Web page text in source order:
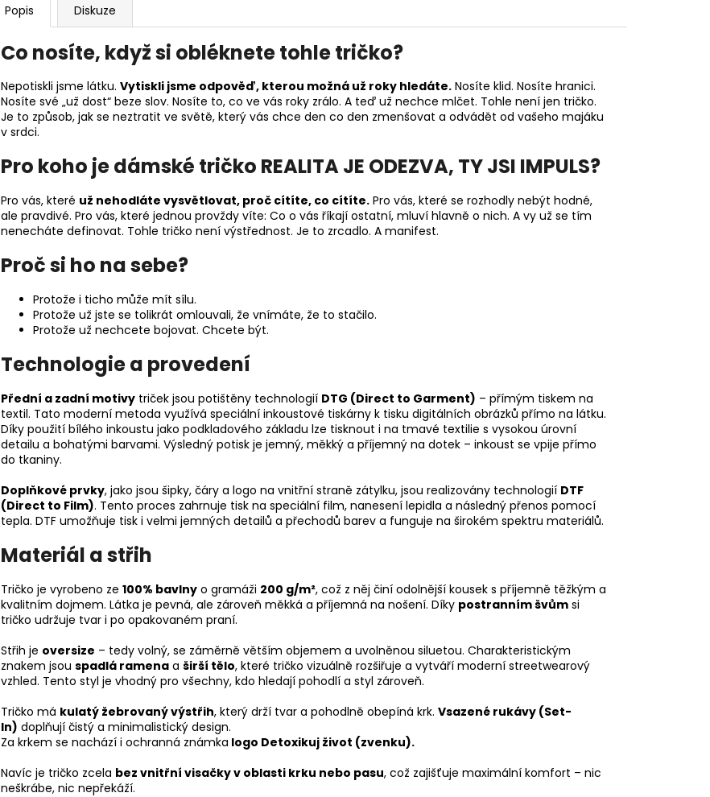
Popis Diskuze
Co nosíte, když si obléknete tohle tričko?
Nepotiskli jsme látku. Vytiskli jsme odpověď, kterou možná už roky hledáte. Nosíte klid. Nosíte hranici.
Nosíte své „už dost“ beze slov. Nosíte to, co ve vás roky zrálo. A teď už nechce mlčet. Tohle není jen tričko.
Je to způsob, jak se neztratit ve světě, který vás chce den co den zmenšovat a odvádět od vašeho majáku
v srdci.
Pro koho je dámské tričko REALITA JE ODEZVA, TY JSI IMPULS?
Pro vás, které už nehodláte vysvětlovat, proč cítíte, co cítíte. Pro vás, které se rozhodly nebýt hodné,
ale pravdivé. Pro vás, které jednou provždy víte: Co o vás říkají ostatní, mluví hlavně o nich. A vy už se tím
nenecháte definovat. Tohle tričko není výstřednost. Je to zrcadlo. A manifest.
Proč si ho na sebe?
Protože i ticho může mít sílu.
Protože už jste se tolikrát omlouvali, že vnímáte, že to stačilo.
Protože už nechcete bojovat. Chcete být.
Technologie a provedení
Přední a zadní motivy triček jsou potištěny technologií DTG (Direct to Garment) – přímým tiskem na
textil. Tato moderní metoda využívá speciální inkoustové tiskárny k tisku digitálních obrázků přímo na látku.
Díky použití bílého inkoustu jako podkladového základu lze tisknout i na tmavé textilie s vysokou úrovní
detailu a bohatými barvami. Výsledný potisk je jemný, měkký a příjemný na dotek – inkoust se vpije přímo
do tkaniny.
Doplňkové prvky, jako jsou šipky, čáry a logo na vnitřní straně zátylku, jsou realizovány technologií DTF
(Direct to Film). Tento proces zahrnuje tisk na speciální film, nanesení lepidla a následný přenos pomocí
tepla. DTF umožňuje tisk i velmi jemných detailů a přechodů barev a funguje na širokém spektru materiálů.
Materiál a střih
Tričko je vyrobeno ze 100% bavlny o gramáži 200 g/m², což z něj činí odolnější kousek s příjemně těžkým a
kvalitním dojmem. Látka je pevná, ale zároveň měkká a příjemná na nošení. Díky postranním švům si
tričko udržuje tvar i po opakovaném praní.
Střih je oversize – tedy volný, se záměrně větším objemem a uvolněnou siluetou. Charakteristickým
znakem jsou spadlá ramena a širší tělo, které tričko vizuálně rozšiřuje a vytváří moderní streetwearový
vzhled. Tento styl je vhodný pro všechny, kdo hledají pohodlí a styl zároveň.
Tričko má kulatý žebrovaný výstřih, který drží tvar a pohodlně obepíná krk. Vsazené rukávy (Set-
In) doplňují čistý a minimalistický design.
Za krkem se nachází i ochranná známka logo Detoxikuj život (zvenku).
Navíc je tričko zcela bez vnitřní visačky v oblasti krku nebo pasu, což zajišťuje maximální komfort – nic
neškrábe, nic nepřekáží.